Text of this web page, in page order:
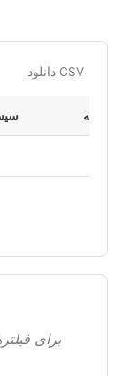
دانلود CSV
نسخه
برای